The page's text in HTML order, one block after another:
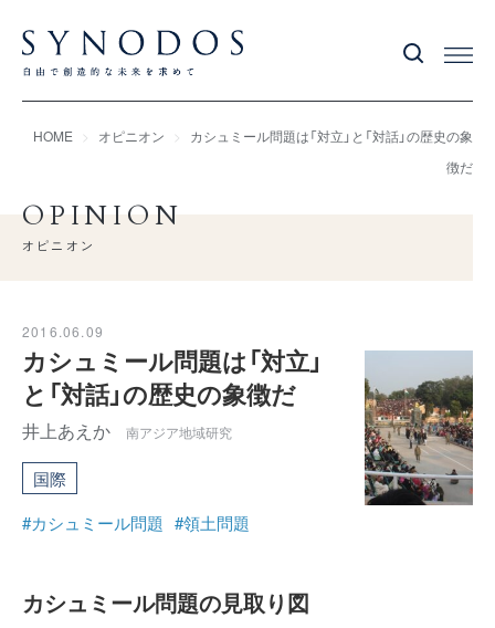
HOME オピニオン
カシュミール問題は「対立」と「対話」の歴史の象
徴だ
OPINION
オピニオン
2016.06.09
カシュミール問題は「対立」
と「対話」の歴史の象徴だ
井上あえか 南アジア地域研究
国際
#カシュミール問題 #領土問題
カシュミール問題の見取り図